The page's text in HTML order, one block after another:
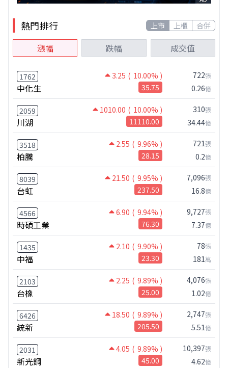
熱門排行 上市 上櫃 合併
漲幅 跌幅 成交值
1762 3.25 ( 10.00% )
中化生 35.75
722張
0.26億
2059 1010.00 ( 10.00% )
川湖 11110.00
310張
34.44億
3518 2.55 ( 9.96% )
柏騰 28.15
721張
0.2億
8039 21.50 ( 9.95% )
台虹 237.50
7,096張
16.8億
4566 6.90 ( 9.94% )
時碩工業 76.30
9,727張
7.37億
1435 2.10 ( 9.90% )
中福 23.30
78張
181萬
2103 2.25 ( 9.89% )
台橡 25.00
4,076張
1.02億
6426 18.50 ( 9.89% )
統新 205.50
2,747張
5.51億
2031 4.05 ( 9.89% )
新光鋼 45.00
10,397張
4.62億